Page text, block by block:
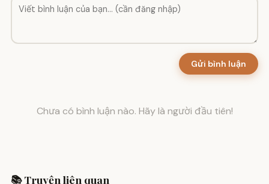
Gửi bình luận
Chưa có bình luận nào. Hãy là người đầu tiên!
📚 Truyện liên quan